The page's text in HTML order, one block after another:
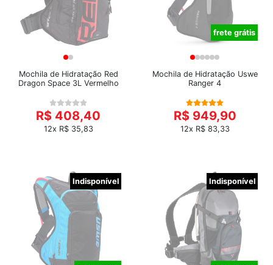
Mochila de Hidratação Red
Dragon Space 3L Vermelho
R$ 408,40
12x R$ 35,83
frete grátis
Mochila de Hidratação Uswe
Ranger 4
R$ 949,90
12x R$ 83,33
Indisponível Indisponível